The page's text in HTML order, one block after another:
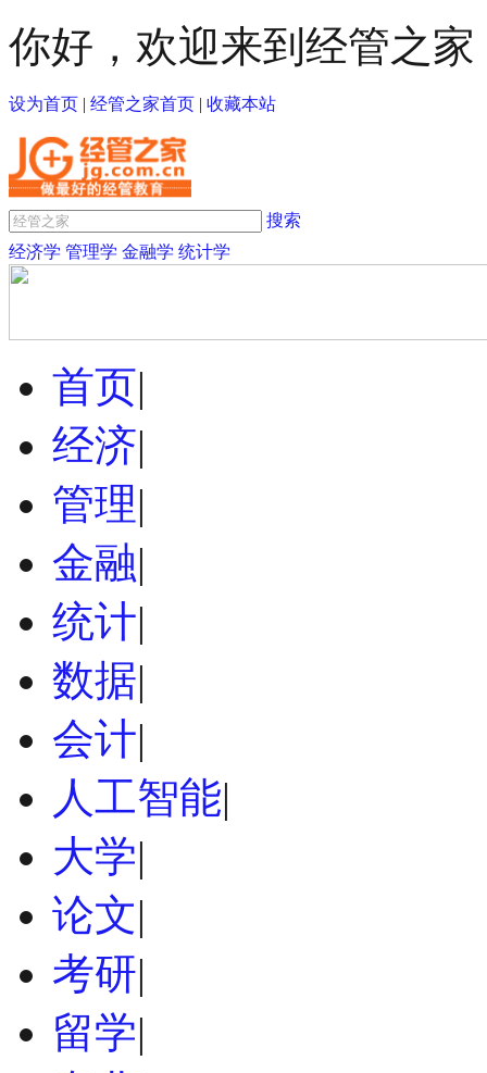
你好，欢迎来到经管之家
设为首页 | 经管之家首页 | 收藏本站
搜索
经济学 管理学 金融学 统计学
首页|
经济|
管理|
金融|
统计|
数据|
会计|
人工智能|
大学|
论文|
考研|
留学|